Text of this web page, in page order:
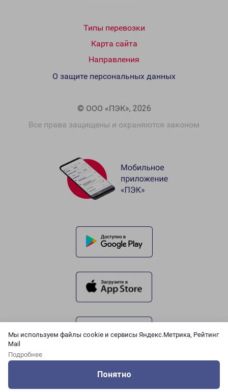
Мы используем файлы cookie и сервисы Яндекс.Метрика, Рейтинг
Mail
Подробнее
Понятно
Типы перевозки
Карта сайта
Направления
© ООО «ПЭК», 2026
Все права защищены и охраняются законом
О защите персональных данных